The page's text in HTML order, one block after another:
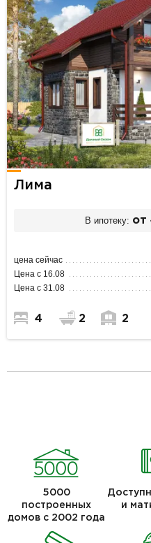
Лима
В ипотеку: от
цена сейчас
Цена с 16.08
Цена с 31.08
4 2 2
5000
построенных
домов с 2002 года
и